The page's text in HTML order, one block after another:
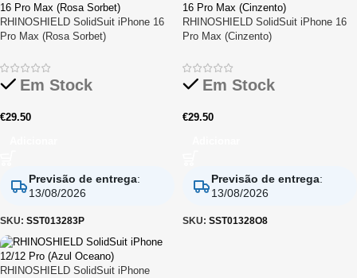
RHINOSHIELD SolidSuit iPhone 16
Pro Max (Rosa Sorbet)
Em Stock
€29.50
Previsão de entrega:
13/08/2026
SKU: SST013283P
RHINOSHIELD SolidSuit iPhone 16
Pro Max (Cinzento)
Em Stock
€29.50
Previsão de entrega:
13/08/2026
SKU: SST01328O8
RHINOSHIELD SolidSuit iPhone